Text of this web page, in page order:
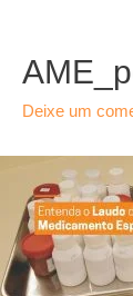
Deixe um